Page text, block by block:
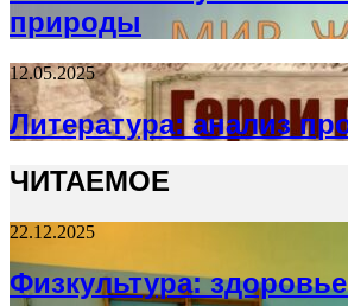
природы
12.05.2025
Литература: анализ
ЧИТАЕМОЕ
22.12.2025
Физкультура: